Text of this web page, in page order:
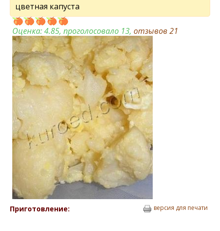
цветная капуста
Оценка:4.85, проголосовало 13, отзывов 21
Приготовление: версия для печати